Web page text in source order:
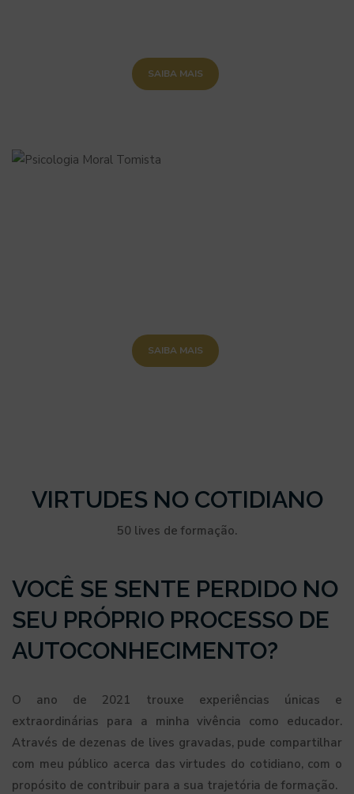
SAIBA MAIS
SAIBA MAIS
VIRTUDES NO COTIDIANO
50 lives de formação.
VOCÊ SE SENTE PERDIDO NO
SEU PRÓPRIO PROCESSO DE
AUTOCONHECIMENTO?
O ano de 2021 trouxe experiências únicas e
extraordinárias para a minha vivência como educador.
Através de dezenas de lives gravadas, pude compartilhar
com meu público acerca das virtudes do cotidiano, com o
propósito de contribuir para a sua trajetória de formação.